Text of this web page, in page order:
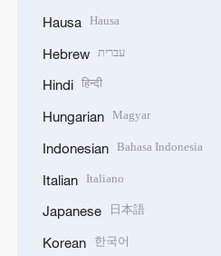
Hausa Hausa
Hebrew עברית
Hindi हिन्दी
Hungarian Magyar
Indonesian Bahasa Indonesia
Italian Italiano
Japanese 日本語
Korean 한국어